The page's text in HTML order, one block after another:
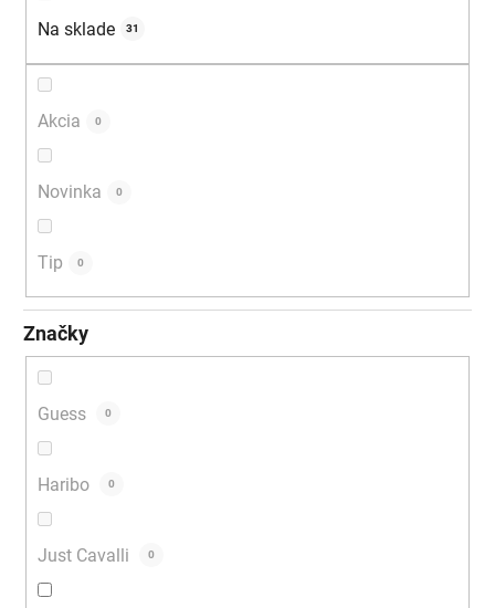
Na sklade 31
Akcia 0
Novinka 0
Tip 0
Značky
Guess 0
Haribo 0
Just Cavalli 0